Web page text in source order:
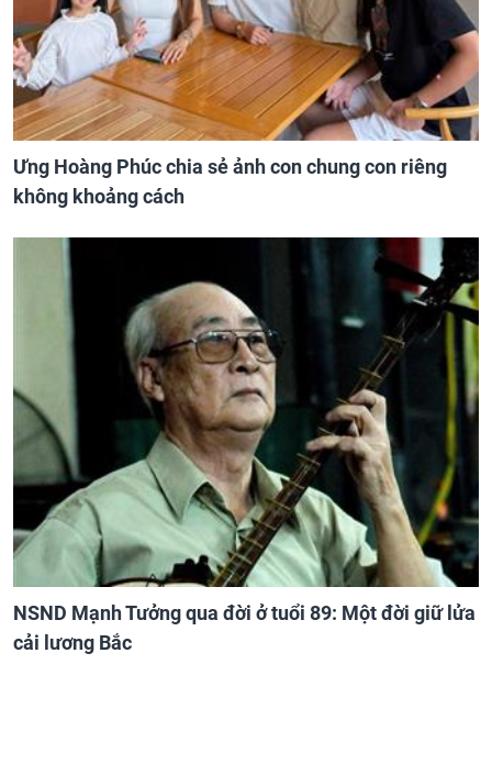
Ưng Hoàng Phúc chia sẻ ảnh con chung con riêng
không khoảng cách
NSND Mạnh Tưởng qua đời ở tuổi 89: Một đời giữ lửa
cải lương Bắc